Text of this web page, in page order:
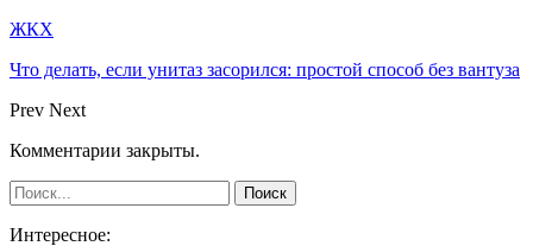
ЖКХ
Что делать, если унитаз засорился: простой способ без вантуза
Prev Next
Комментарии закрыты.
Интересное: